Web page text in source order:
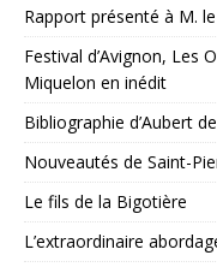
Rapport présenté à M.
Festival d’Avignon, Les
Miquelon en inédit
Bibliographie d’Aubert
Nouveautés de Saint-
Le fils de la Bigotière
L’extraordinaire